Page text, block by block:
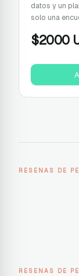
datos y un
solo una
$2000
RESENAS DE
RESENAS DE